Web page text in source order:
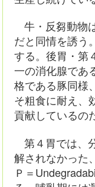
牛・反芻動物
だと同情を誘う
する。後胃・第
一の消化腺であ
格である豚同様
そ粗食に耐え、
貢献しているの
第４胃では、
解されなかった
Ｐ＝